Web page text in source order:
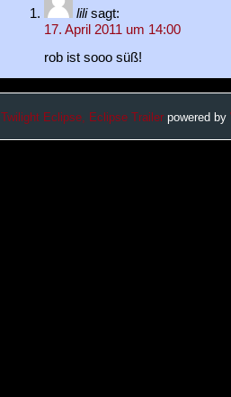
lili sagt:
17. April 2011 um 14:00
rob ist sooo süß!
Twilight Eclipse, Eclipse Trailer powered by